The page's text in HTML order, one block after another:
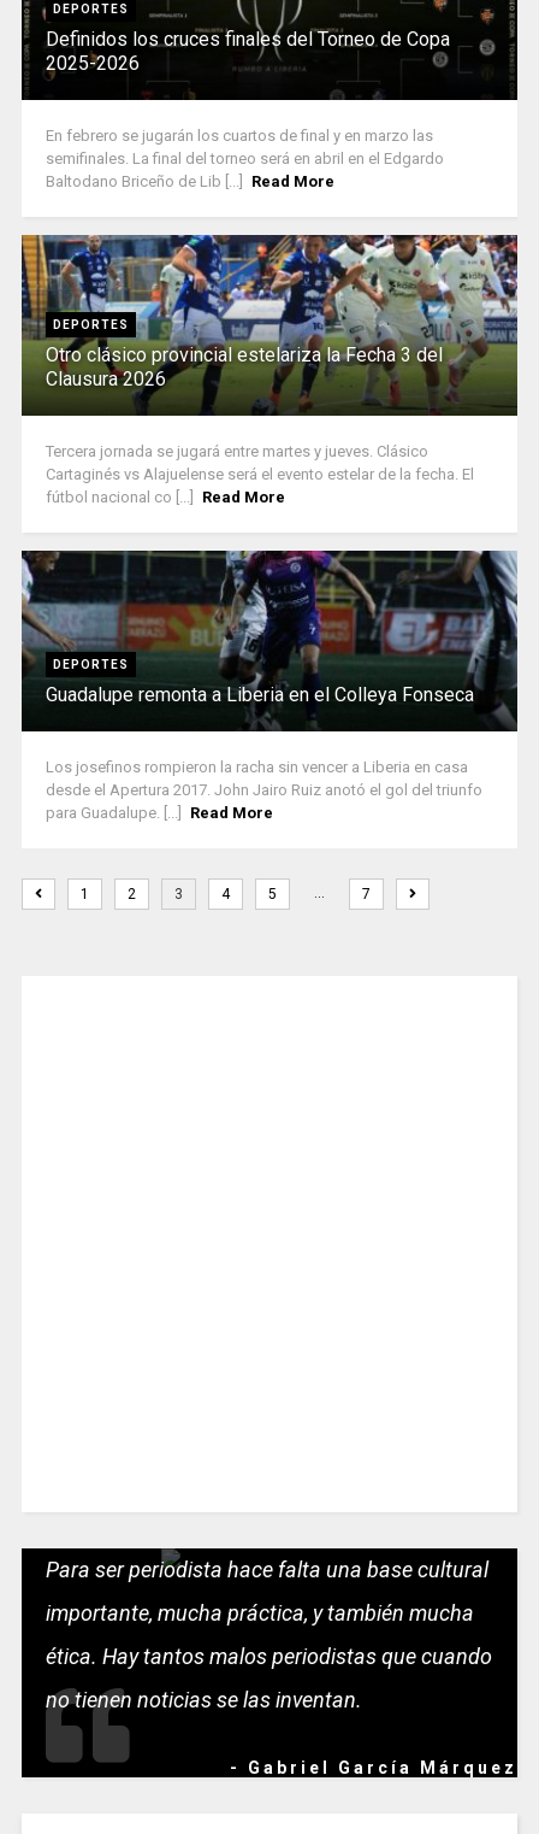
DEPORTES
Definidos los cruces finales del Torneo de Copa
2025-2026
En febrero se jugarán los cuartos de final y en marzo las
semifinales. La final del torneo será en abril en el Edgardo
Baltodano Briceño de Lib [...]
Read More
DEPORTES
Otro clásico provincial estelariza la Fecha 3 del
Clausura 2026
Tercera jornada se jugará entre martes y jueves. Clásico
Cartaginés vs Alajuelense será el evento estelar de la fecha. El
fútbol nacional co [...]
Read More
DEPORTES
Guadalupe remonta a Liberia en el Colleya Fonseca
Los josefinos rompieron la racha sin vencer a Liberia en casa
desde el Apertura 2017. John Jairo Ruiz anotó el gol del triunfo
para Guadalupe. [...]
Read More
1 2 3 4 5 … 7
Para ser periodista hace falta una base cultural
importante, mucha práctica, y también mucha
ética. Hay tantos malos periodistas que cuando
no tienen noticias se las inventan.
- Gabriel García Márquez